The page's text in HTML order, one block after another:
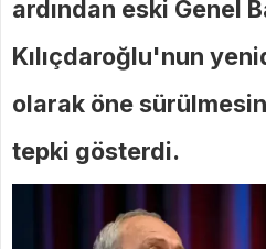
ardından eski Genel
Kılıçdaroğlu'nun
olarak öne
tepki gösterdi.